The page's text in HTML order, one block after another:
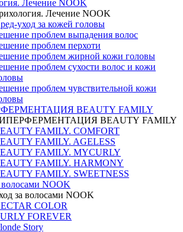
Лечение NOOK
Лечение NOOK
уход за кожей головы
проблем выпадения волос
проблем перхоти
проблем жирной кожи головы
проблем сухости волос и кожи
проблем чувствительной кожи
BEAUTY FAMILY
BEAUTY FAMILY
FAMILY. COMFORT
FAMILY. AGELESS
FAMILY. MYCURLY
FAMILY. HARMONY
FAMILY. SWEETNESS
волосами NOOK
за волосами NOOK
COLOR
FOREVER
Story